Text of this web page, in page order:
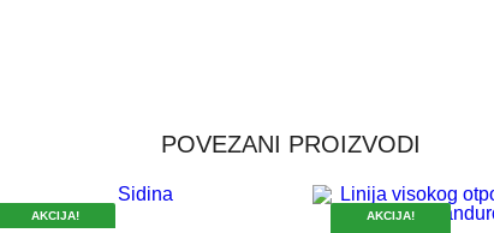
POVEZANI PROIZVODI
AKCIJA!
AKCIJA!